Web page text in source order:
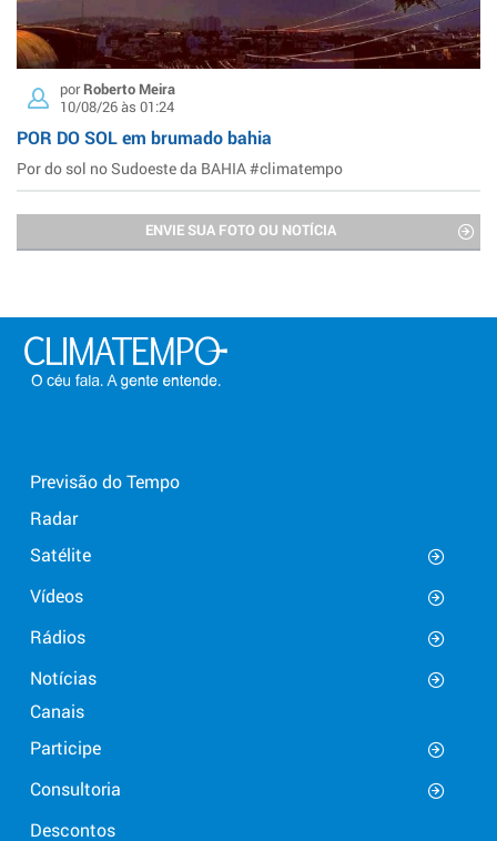
porRoberto Meira
10/08/26 às 01:24
POR DO SOL em brumado bahia
Por do sol no Sudoeste da BAHIA #climatempo
ENVIE SUA FOTO OU NOTÍCIA
Previsão do Tempo
Radar
Satélite
Vídeos
Rádios
Notícias
Canais
Participe
Consultoria
Descontos